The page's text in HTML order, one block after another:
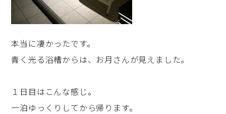
本当に凄かったです。
青く光る浴槽からは、お月さんが見えました。
１日目はこんな感じ。
一泊ゆっくりしてから帰ります。